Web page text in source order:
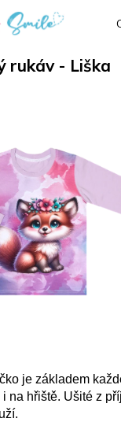
rukáv - Liška
je základem
na hřiště. Ušité z